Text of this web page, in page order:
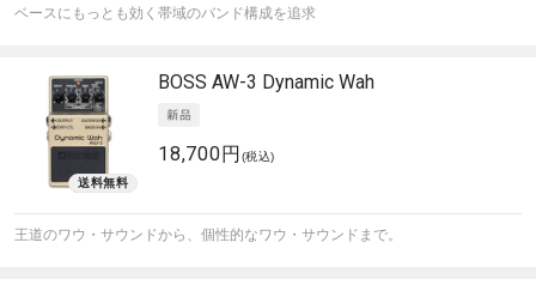
ベースにもっとも効く帯域のバンド構成を追求
BOSS AW-3 Dynamic Wah
18,700円 (税込)
王道のワウ・サウンドから、個性的なワウ・サウンドまで。